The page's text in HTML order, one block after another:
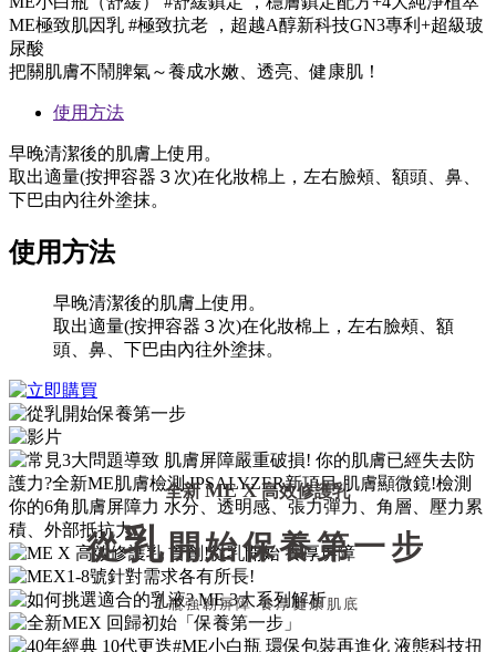
ME極致肌因乳 #極致抗老 ，超越A醇新科技GN3專利+超級玻
尿酸
把關肌膚不鬧脾氣～養成水嫩、透亮、健康肌！
使用方法
早晚清潔後的肌膚上使用。
取出適量(按押容器３次)在化妝棉上，左右臉頰、額頭、鼻、
下巴由內往外塗抹。
使用方法
早晚清潔後的肌膚上使用。
取出適量(按押容器３次)在化妝棉上，左右臉頰、額
頭、鼻、下巴由內往外塗抹。
全新ME X高效修護乳
從乳開始保養第一步
1瓶強韌屏障 養厚健康肌底